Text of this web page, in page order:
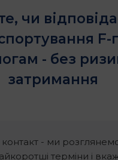
чи
F-
- без
затримання
- ми
терміни і